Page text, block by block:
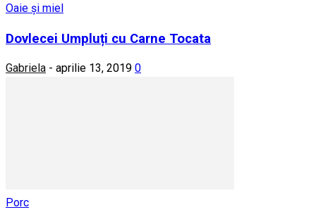
Oaie și miel
Dovlecei Umpluți cu Carne Tocata
Gabriela - aprilie 13, 2019 0
Porc